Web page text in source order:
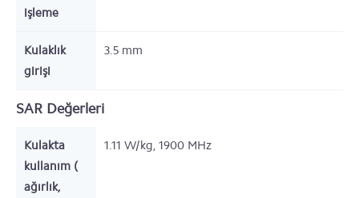
işleme
Kulaklık
girişi
3.5 mm
SAR Değerleri
Kulakta
kullanım (
ağırlık,
1.11 W/kg, 1900 MHz